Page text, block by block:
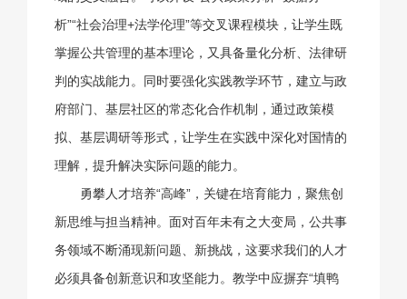
析”“社会治理+法学伦理”等交叉课程模块，让学生既
掌握公共管理的基本理论，又具备量化分析、法律研
判的实战能力。同时要强化实践教学环节，建立与政
府部门、基层社区的常态化合作机制，通过政策模
拟、基层调研等形式，让学生在实践中深化对国情的
理解，提升解决实际问题的能力。
勇攀人才培养“高峰”，关键在培育能力，聚焦创
新思维与担当精神。面对百年未有之大变局，公共事
务领域不断涌现新问题、新挑战，这要求我们的人才
必须具备创新意识和攻坚能力。教学中应摒弃“填鸭